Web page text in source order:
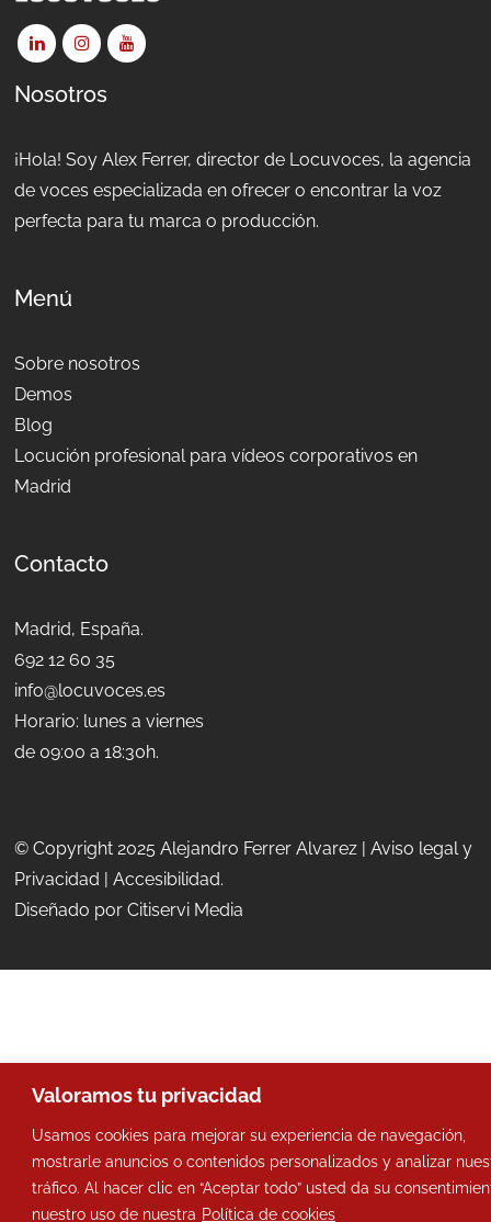
Valoramos tu privacidad
Usamos cookies para mejorar su experiencia de navegación,
mostrarle anuncios o contenidos personalizados y analizar
tráfico. Al hacer clic en “Aceptar todo” usted da su
nuestro uso de nuestra Política de cookies
Nosotros
¡Hola! Soy Alex Ferrer, director de Locuvoces, la agencia
de voces especializada en ofrecer o encontrar la voz
perfecta para tu marca o producción.
Menú
Sobre nosotros
Demos
Blog
Locución profesional para vídeos corporativos en
Madrid
Contacto
Madrid, España.
692 12 60 35
info@locuvoces.es
Horario: lunes a viernes
de 09:00 a 18:30h.
© Copyright 2025 Alejandro Ferrer Alvarez |Aviso legal y
Privacidad |Accesibilidad.
Diseñado porCitiservi Media